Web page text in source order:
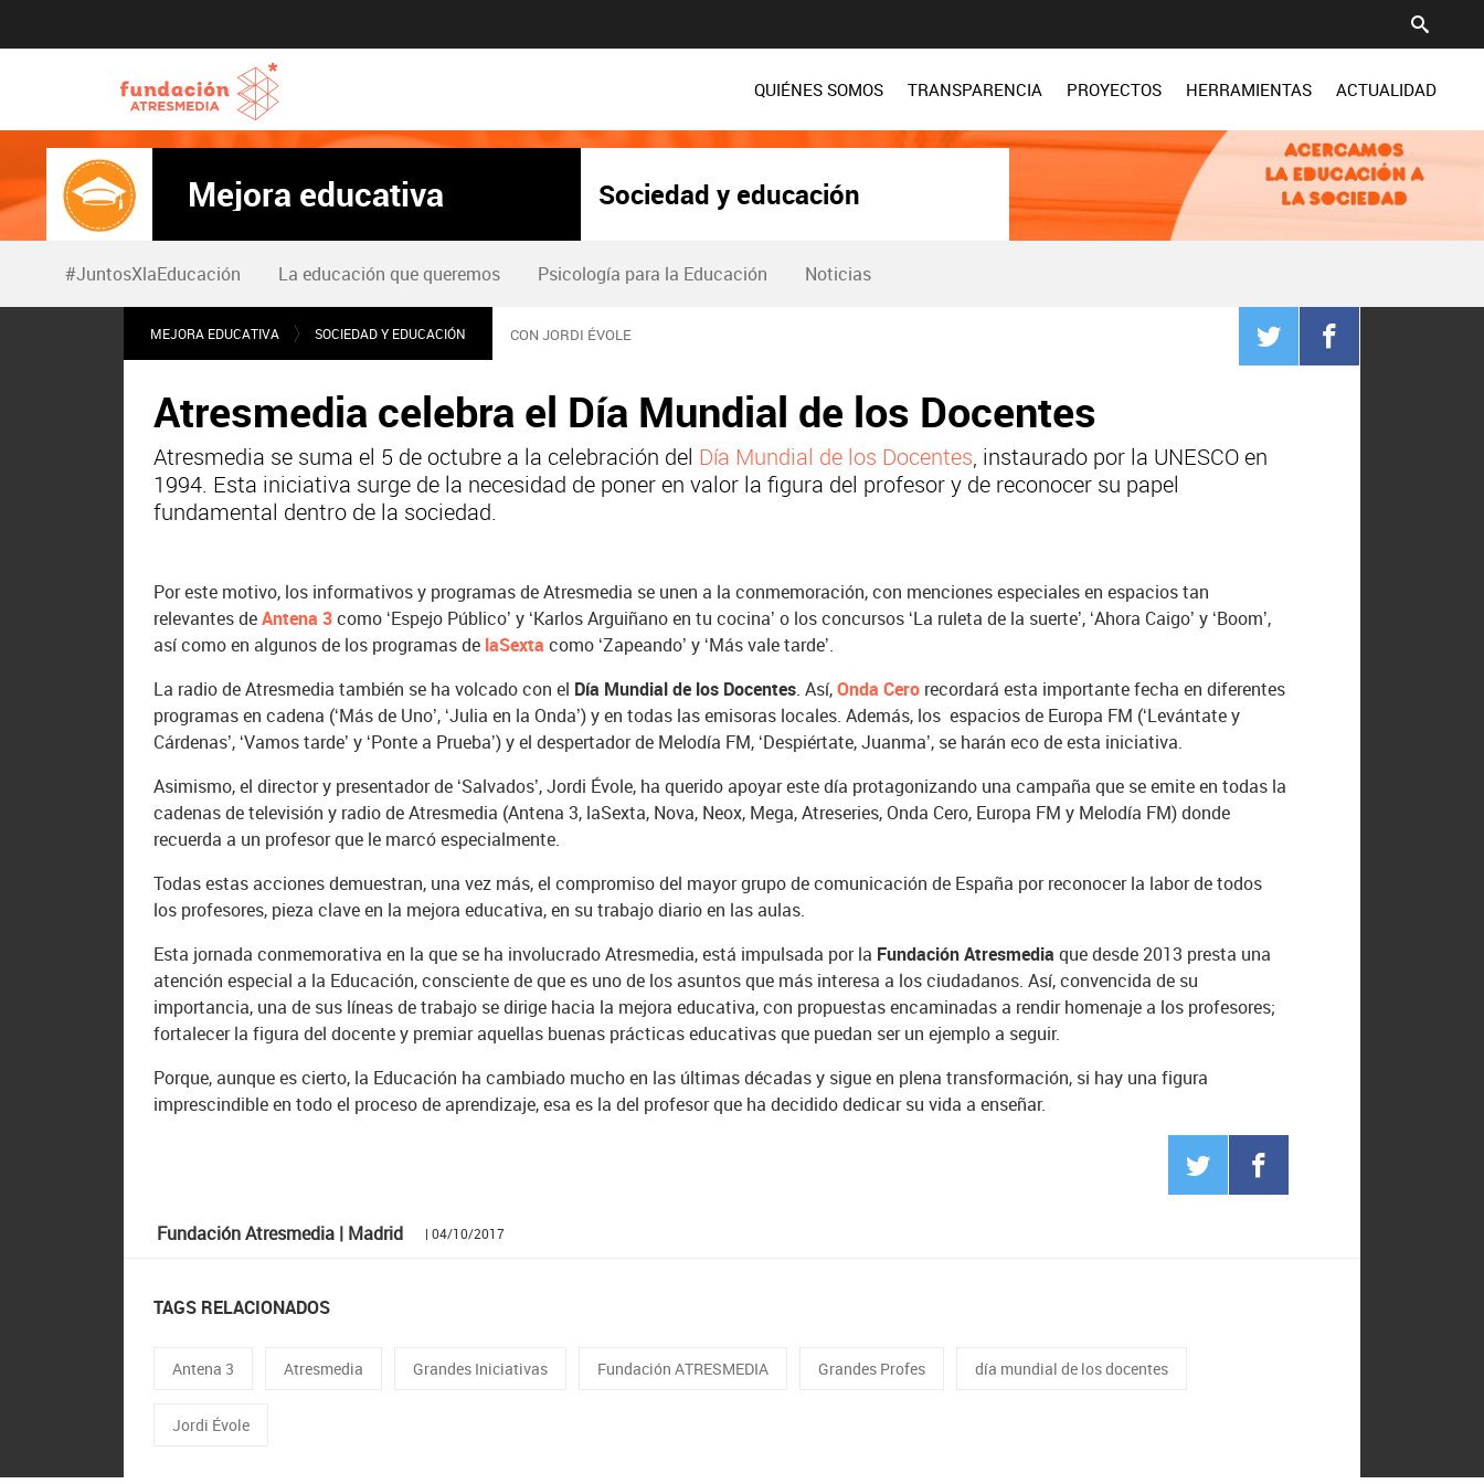
QUIÉNES SOMOS TRANSPARENCIA PROYECTOS HERRAMIENTAS ACTUALIDAD
Mejora educativa Sociedad y educación
#JuntosXlaEducación La educación que queremos Psicología para la Educación Noticias
MEJORA EDUCATIVA SOCIEDAD Y EDUCACIÓN CON JORDI ÉVOLE
Atresmedia celebra el Día Mundial de los Docentes
Atresmedia se suma el 5 de octubre a la celebración del Día Mundial de los Docentes, instaurado por la UNESCO en
1994. Esta iniciativa surge de la necesidad de poner en valor la figura del profesor y de reconocer su papel
fundamental dentro de la sociedad.
Por este motivo, los informativos y programas de Atresmedia se unen a la conmemoración, con menciones especiales en espacios tan
relevantes deAntena 3como ‘Espejo Público’ y ‘Karlos Arguiñano en tu cocina’ o los concursos ‘La ruleta de la suerte’, ‘Ahora Caigo’ y ‘Boom’,
así como en algunos de los programas de laSexta como ‘Zapeando’ y ‘Más vale tarde’.
La radio de Atresmedia también se ha volcado con el Día Mundial de los Docentes. Así,Onda Cero recordará esta importante fecha en diferentes
programas en cadena (‘Más de Uno’, ‘Julia en la Onda’) y en todas las emisoras locales. Además, los espacios de Europa FM (‘Levántate y
Cárdenas’, ‘Vamos tarde’ y ‘Ponte a Prueba’) y el despertador de Melodía FM, ‘Despiértate, Juanma’, se harán eco de esta iniciativa.
Asimismo, el director y presentador de ‘Salvados’, Jordi Évole, ha querido apoyar este día protagonizando una campaña que se emite en todas la
cadenas de televisión y radio de Atresmedia (Antena 3, laSexta, Nova, Neox, Mega, Atreseries, Onda Cero, Europa FM y Melodía FM) donde
recuerda a un profesor que le marcó especialmente.
Todas estas acciones demuestran, una vez más, el compromiso del mayor grupo de comunicación de España por reconocer la labor de todos
los profesores, pieza clave en la mejora educativa, en su trabajo diario en las aulas.
Esta jornada conmemorativa en la que se ha involucrado Atresmedia, está impulsada por la Fundación Atresmedia que desde 2013 presta una
atención especial a la Educación, consciente de que es uno de los asuntos que más interesa a los ciudadanos. Así, convencida de su
importancia, una de sus líneas de trabajo se dirige hacia la mejora educativa, con propuestas encaminadas a rendir homenaje a los profesores;
fortalecer la figura del docente y premiar aquellas buenas prácticas educativas que puedan ser un ejemplo a seguir.
Porque, aunque es cierto, la Educación ha cambiado mucho en las últimas décadas y sigue en plena transformación, si hay una figura
imprescindible en todo el proceso de aprendizaje, esa es la del profesor que ha decidido dedicar su vida a enseñar.
Fundación Atresmedia | Madrid | 04/10/2017
TAGS RELACIONADOS
Antena 3 Atresmedia Grandes Iniciativas Fundación ATRESMEDIA Grandes Profes día mundial de los docentes
Jordi Évole